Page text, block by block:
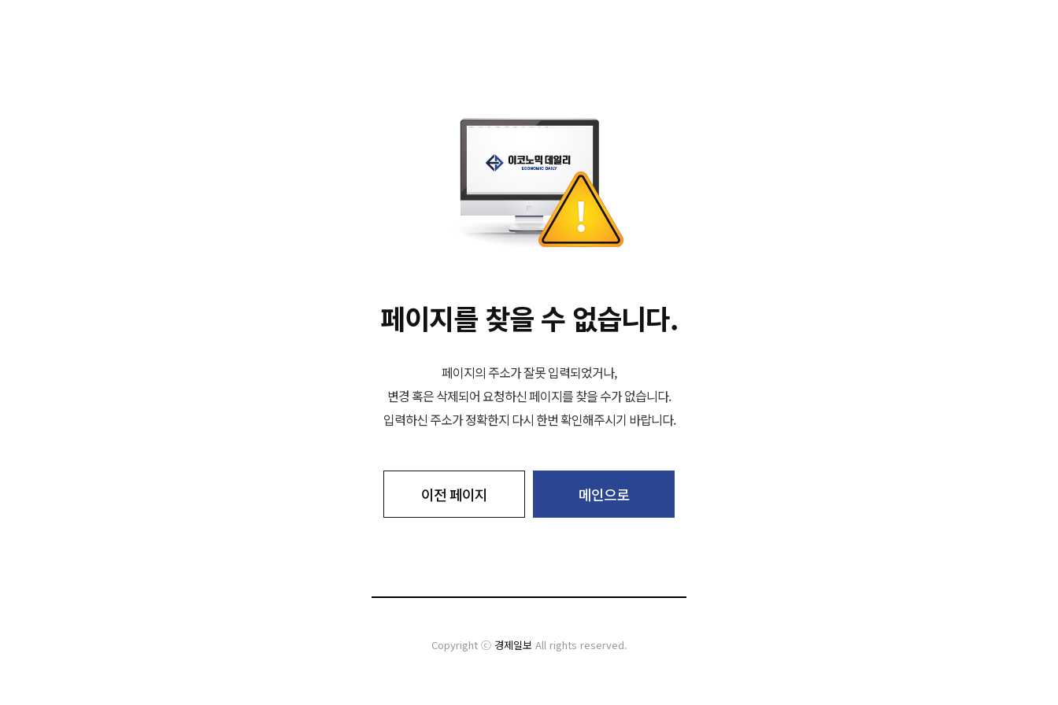
페이지를 찾을 수 없습니다.
페이지의 주소가 잘못 입력되었거나,
변경 혹은 삭제되어 요청하신 페이지를 찾을 수가 없습니다.
입력하신 주소가 정확한지 다시 한번 확인해주시기 바랍니다.
이전 페이지 메인으로
Copyright ⓒ 경제일보 All rights reserved.